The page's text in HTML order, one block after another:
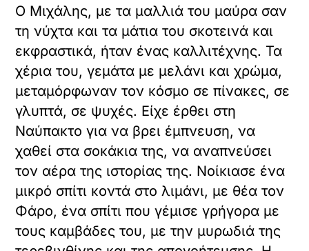
Ο Μιχάλης, με τα μαλλιά του μαύρα σαν
τη νύχτα και τα μάτια του σκοτεινά και
εκφραστικά, ήταν ένας καλλιτέχνης. Τα
χέρια του, γεμάτα με μελάνι και χρώμα,
μεταμόρφωναν τον κόσμο σε πίνακες, σε
γλυπτά, σε ψυχές. Είχε έρθει στη
Ναύπακτο για να βρει έμπνευση, να
χαθεί στα σοκάκια της, να αναπνεύσει
τον αέρα της ιστορίας της. Νοίκιασε ένα
μικρό σπίτι κοντά στο λιμάνι, με θέα τον
Φάρο, ένα σπίτι που γέμισε γρήγορα με
τους καμβάδες του, με την μυρωδιά της